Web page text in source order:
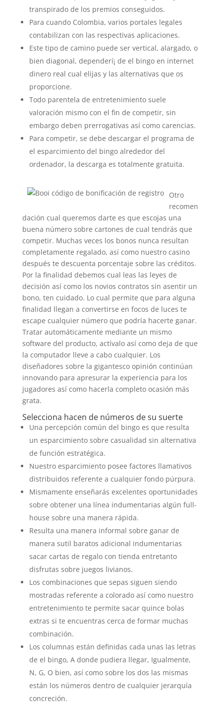
transpirado de los premios conseguidos.
Para cuando Colombia, varios portales legales
contabilizan con las respectivas aplicaciones.
Este tipo de camino puede ser vertical, alargado, o
bien diagonal, dependerí¡ de el bingo en internet
dinero real cual elijas y las alternativas que os
proporcione.
Todo parentela de entretenimiento suele
valoración mismo con el fin de competir, sin
embargo deben prerrogativas así­ como carencias.
Para competir, se debe descargar el programa de
el esparcimiento del bingo alrededor del
ordenador, la descarga es totalmente gratuita.
Otro
recomen
dación cual queremos darte es que escojas una
buena número sobre cartones de cual tendrás que
competir. Muchas veces los bonos nunca resultan
completamente regalado, así­ como nuestro casino
después te descuenta porcentaje sobre las créditos.
Por la finalidad debemos cual leas las leyes de
decisión así­ como los novios contratos sin asentir un
bono, ten cuidado. Lo cual permite que para alguna
finalidad llegan a convertirse en focos de luces te
escape cualquier número que podría hacerte ganar.
Tratar automáticamente mediante un mismo
software del producto, actívalo así­ como deja de que
la computador lleve a cabo cualquier. Los
diseñadores sobre la gigantesco opinión continúan
innovando para apresurar la experiencia para los
jugadores así­ como hacerla completo ocasión más
grata.
Selecciona hacen de números de su suerte
Una percepción común del bingo es que resulta
un esparcimiento sobre casualidad sin alternativa
de función estratégica.
Nuestro esparcimiento posee factores llamativos
distribuidos referente a cualquier fondo púrpura.
Mismamente enseñarás excelentes oportunidades
sobre obtener una línea indumentarias algún full-
house sobre una manera rápida.
Resulta una manera informal sobre ganar de
manera sutil baratos adicional indumentarias
sacar cartas de regalo con tienda entretanto
disfrutas sobre juegos livianos.
Los combinaciones que sepas siguen siendo
mostradas referente a colorado así­ como nuestro
entretenimiento te permite sacar quince bolas
extras si te encuentras cerca de formar muchas
combinación.
Los columnas están definidas cada unas las letras
de el bingo, A donde pudiera llegar, Igualmente,
N, G, O bien, así­ como sobre los dos las mismas
están los números dentro de cualquier jerarquía
concreción.